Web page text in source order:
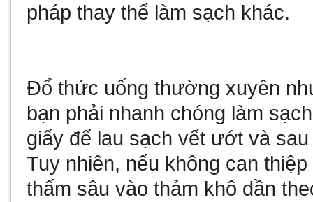
pháp thay thế làm sạch khác.
Đổ thức uống thường xuyên
bạn phải nhanh chóng làm
giấy để lau sạch vết ướt và
Tuy nhiên, nếu không can
thấm sâu vào thảm khô dần